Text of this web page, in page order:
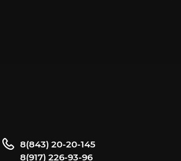
8(843) 20-20-145
8(917) 226-93-96